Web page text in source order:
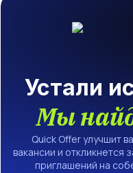
Устали
Мы
Quick Offer улучшит
вакансии и откликнется
приглашений на